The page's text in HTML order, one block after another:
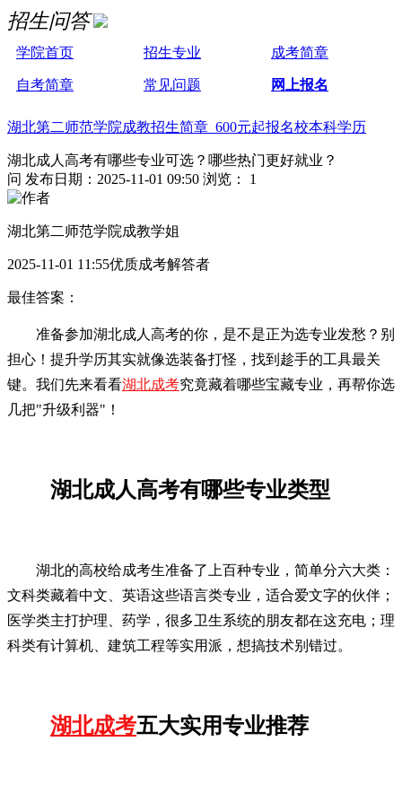
招生问答
学院首页 招生专业 成考简章
自考简章 常见问题 网上报名
湖北第二师范学院成教招生简章 600元起报名校本科学历
湖北成人高考有哪些专业可选？哪些热门更好就业？
问 发布日期：2025-11-01 09:50 浏览： 1
湖北第二师范学院成教学姐
2025-11-01 11:55优质成考解答者
最佳答案：
准备参加湖北成人高考的你，是不是正为选专业发愁？别
担心！提升学历其实就像选装备打怪，找到趁手的工具最关
键。我们先来看看湖北成考究竟藏着哪些宝藏专业，再帮你选
几把"升级利器"！
湖北成人高考有哪些专业类型
湖北的高校给成考生准备了上百种专业，简单分六大类：
文科类藏着中文、英语这些语言类专业，适合爱文字的伙伴；
医学类主打护理、药学，很多卫生系统的朋友都在这充电；理
科类有计算机、建筑工程等实用派，想搞技术别错过。
湖北成考五大实用专业推荐